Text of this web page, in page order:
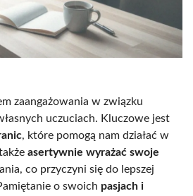
zaangażowania w związku
uczuciach. Kluczowe jest
, które pomogą nam działać w
asertywnie wyrażać swoje
co przyczyni się do lepszej
o swoich pasjach i